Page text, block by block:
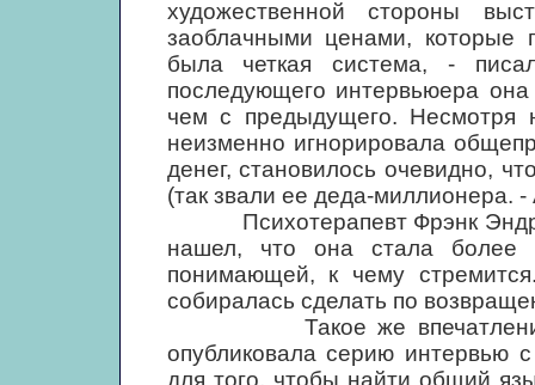
художественной стороны
заоблачными ценами, которые
была четкая система, -
последующего интервьюера
чем с предыдущего. Несмотря
неизменно игнорировала
денег, становилось очевидно,
(так звали ее деда-миллионера. -
Психотерапевт Фрэнк
нашел, что она стала более
понимающей, к чему
собиралась сделать по
Такое же впечатление
опубликовала серию
для того, чтобы найти общий